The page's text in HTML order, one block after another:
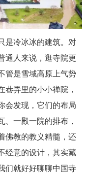
是冷冰冰的建筑。对
通人来说，逛寺院更
管是雪域高原上气势
弄里的小小禅院，
会发现，它们的布局
一殿一院的排布，
佛教的教义精髓，还
经意的设计，其实藏
们就好好聊聊中国寺